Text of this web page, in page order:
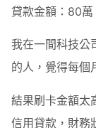
貸款金額：80萬
我在一間科技公
的人，覺得每個
結果刷卡金額太
信用貸款，財務